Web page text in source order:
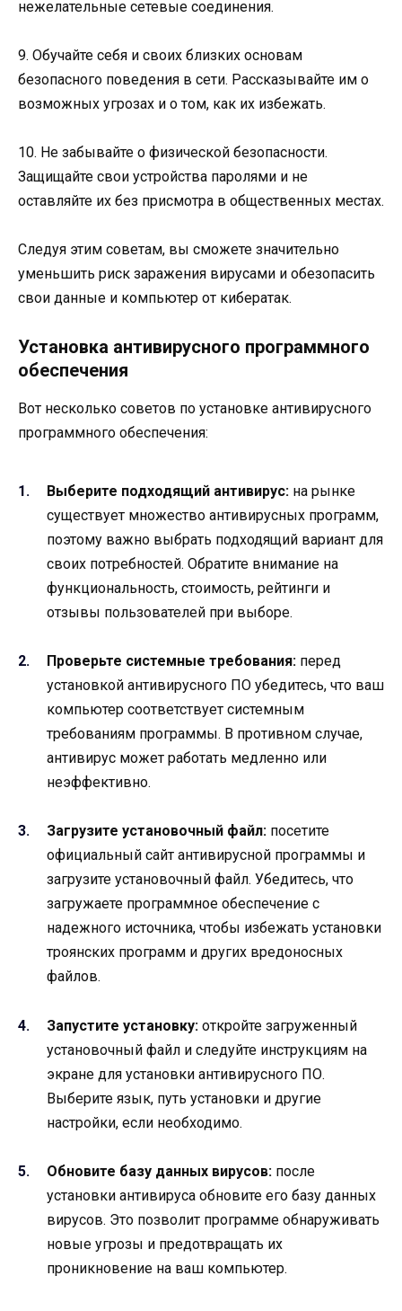
нежелательные сетевые соединения.
9. Обучайте себя и своих близких основам
безопасного поведения в сети. Рассказывайте им о
возможных угрозах и о том, как их избежать.
10. Не забывайте о физической безопасности.
Защищайте свои устройства паролями и не
оставляйте их без присмотра в общественных местах.
Следуя этим советам, вы сможете значительно
уменьшить риск заражения вирусами и обезопасить
свои данные и компьютер от кибератак.
Установка антивирусного программного
обеспечения
Вот несколько советов по установке антивирусного
программного обеспечения:
Выберите подходящий антивирус: на рынке
существует множество антивирусных программ,
поэтому важно выбрать подходящий вариант для
своих потребностей. Обратите внимание на
функциональность, стоимость, рейтинги и
отзывы пользователей при выборе.
Проверьте системные требования: перед
установкой антивирусного ПО убедитесь, что ваш
компьютер соответствует системным
требованиям программы. В противном случае,
антивирус может работать медленно или
неэффективно.
Загрузите установочный файл: посетите
официальный сайт антивирусной программы и
загрузите установочный файл. Убедитесь, что
загружаете программное обеспечение с
надежного источника, чтобы избежать установки
троянских программ и других вредоносных
файлов.
Запустите установку: откройте загруженный
установочный файл и следуйте инструкциям на
экране для установки антивирусного ПО.
Выберите язык, путь установки и другие
настройки, если необходимо.
Обновите базу данных вирусов: после
установки антивируса обновите его базу данных
вирусов. Это позволит программе обнаруживать
новые угрозы и предотвращать их
проникновение на ваш компьютер.